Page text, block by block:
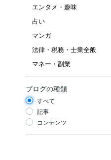
エンタメ・趣味
占い
マンガ
法律・税務・士業全般
マネー・副業
ブログの種類
すべて
記事
コンテンツ